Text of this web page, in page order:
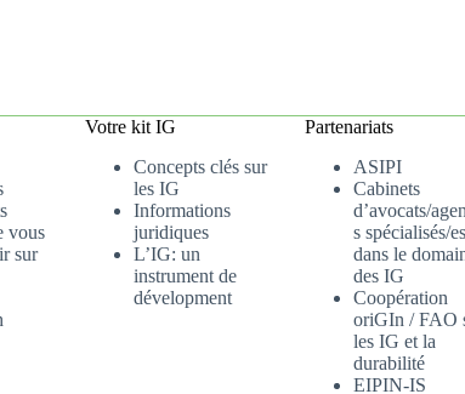
vous
sur
Votre kit IG
Concepts clés sur
les IG
Informations
juridiques
L’IG: un
instrument de
dévelopment
Partenariats
ASIPI
Cabinets
d’avocats/
s spécialisés/es
dans le
des IG
Coopération
oriGIn / FAO
les IG et la
durabilité
EIPIN-IS